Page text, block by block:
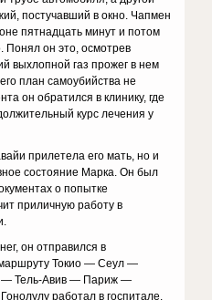
постучавший в окно. Чапмен
пятнадцать минут и потом
Понял он это, осмотрев
выхлопной газ прожег в нем
план самоубийства не
он обратился в клинику, где
курс лечения у
прилетела его мать, но и
состояние Марка. Он был
о попытке
приличную работу в
он отправился в
маршруту Токио — Сеул —
— Тель-Авив — Париж —
работал в госпитале.